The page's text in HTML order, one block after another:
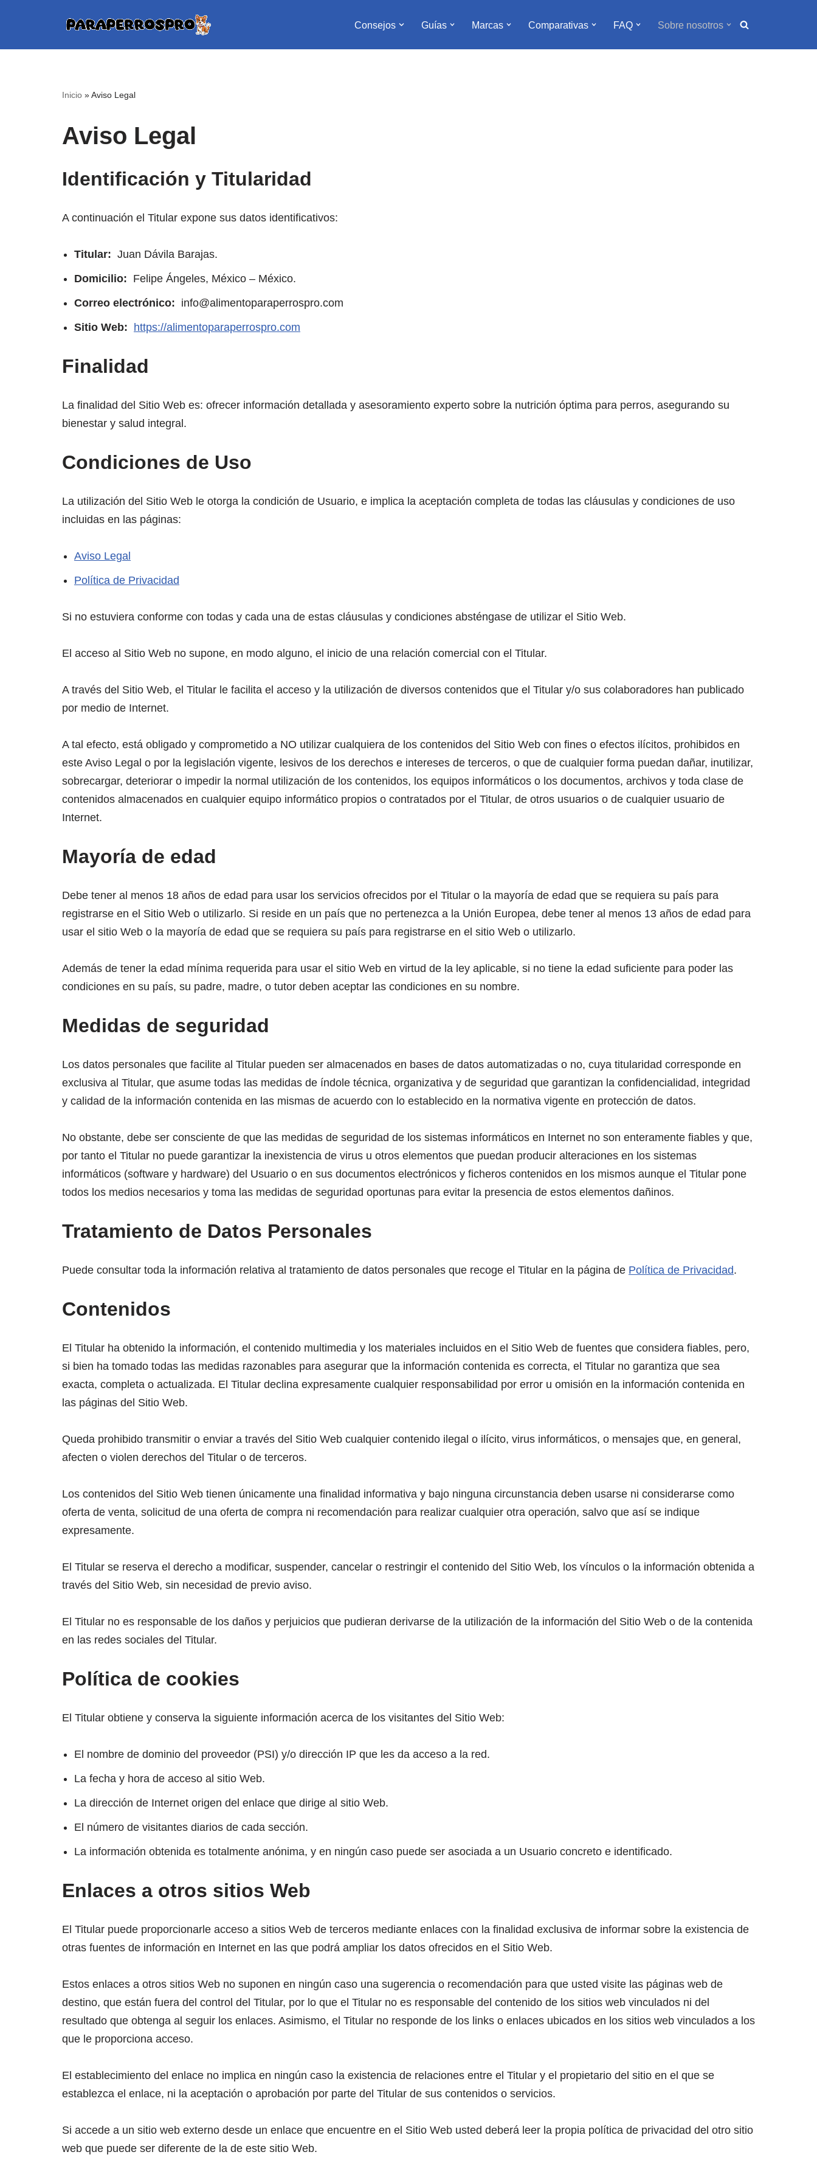
al
Consejos Guías Marcas Comparativas FAQ Sobre nosotros
Inicio »Aviso Legal
Aviso Legal
Identificación y Titularidad
A continuación el Titular expone sus datos identificativos:
Titular: Juan Dávila Barajas.
Domicilio: Felipe Ángeles, México – México.
Correo electrónico: info@alimentoparaperrospro.com
Sitio Web:
https://alimentoparaperrospro.com
Finalidad
La finalidad del Sitio Web es: ofrecer información detallada y asesoramiento experto sobre la nutrición óptima para perros, asegurando su
bienestar y salud integral.
Condiciones de Uso
La utilización del Sitio Web le otorga la condición de Usuario, e implica la aceptación completa de todas las cláusulas y condiciones de uso
incluidas en las páginas:
Aviso Legal
Política de Privacidad
Si no estuviera conforme con todas y cada una de estas cláusulas y condiciones absténgase de utilizar el Sitio Web.
El acceso al Sitio Web no supone, en modo alguno, el inicio de una relación comercial con el Titular.
A través del Sitio Web, el Titular le facilita el acceso y la utilización de diversos contenidos que el Titular y/o sus colaboradores han publicado
por medio de Internet.
A tal efecto, está obligado y comprometido a NO utilizar cualquiera de los contenidos del Sitio Web con fines o efectos ilícitos, prohibidos en
este Aviso Legal o por la legislación vigente, lesivos de los derechos e intereses de terceros, o que de cualquier forma puedan dañar, inutilizar,
sobrecargar, deteriorar o impedir la normal utilización de los contenidos, los equipos informáticos o los documentos, archivos y toda clase de
contenidos almacenados en cualquier equipo informático propios o contratados por el Titular, de otros usuarios o de cualquier usuario de
Internet.
Mayoría de edad
Debe tener al menos 18 años de edad para usar los servicios ofrecidos por el Titular o la mayoría de edad que se requiera su país para
registrarse en el Sitio Web o utilizarlo. Si reside en un país que no pertenezca a la Unión Europea, debe tener al menos 13 años de edad para
usar el sitio Web o la mayoría de edad que se requiera su país para registrarse en el sitio Web o utilizarlo.
Además de tener la edad mínima requerida para usar el sitio Web en virtud de la ley aplicable, si no tiene la edad suficiente para poder las
condiciones en su país, su padre, madre, o tutor deben aceptar las condiciones en su nombre.
Medidas de seguridad
Los datos personales que facilite al Titular pueden ser almacenados en bases de datos automatizadas o no, cuya titularidad corresponde en
exclusiva al Titular, que asume todas las medidas de índole técnica, organizativa y de seguridad que garantizan la confidencialidad, integridad
y calidad de la información contenida en las mismas de acuerdo con lo establecido en la normativa vigente en protección de datos.
No obstante, debe ser consciente de que las medidas de seguridad de los sistemas informáticos en Internet no son enteramente fiables y que,
por tanto el Titular no puede garantizar la inexistencia de virus u otros elementos que puedan producir alteraciones en los sistemas
informáticos (software y hardware) del Usuario o en sus documentos electrónicos y ficheros contenidos en los mismos aunque el Titular pone
todos los medios necesarios y toma las medidas de seguridad oportunas para evitar la presencia de estos elementos dañinos.
Tratamiento de Datos Personales
Puede consultar toda la información relativa al tratamiento de datos personales que recoge el Titular en la página de Política de Privacidad.
Contenidos
El Titular ha obtenido la información, el contenido multimedia y los materiales incluidos en el Sitio Web de fuentes que considera fiables, pero,
si bien ha tomado todas las medidas razonables para asegurar que la información contenida es correcta, el Titular no garantiza que sea
exacta, completa o actualizada. El Titular declina expresamente cualquier responsabilidad por error u omisión en la información contenida en
las páginas del Sitio Web.
Queda prohibido transmitir o enviar a través del Sitio Web cualquier contenido ilegal o ilícito, virus informáticos, o mensajes que, en general,
afecten o violen derechos del Titular o de terceros.
Los contenidos del Sitio Web tienen únicamente una finalidad informativa y bajo ninguna circunstancia deben usarse ni considerarse como
oferta de venta, solicitud de una oferta de compra ni recomendación para realizar cualquier otra operación, salvo que así se indique
expresamente.
El Titular se reserva el derecho a modificar, suspender, cancelar o restringir el contenido del Sitio Web, los vínculos o la información obtenida a
través del Sitio Web, sin necesidad de previo aviso.
El Titular no es responsable de los daños y perjuicios que pudieran derivarse de la utilización de la información del Sitio Web o de la contenida
en las redes sociales del Titular.
Política de cookies
El Titular obtiene y conserva la siguiente información acerca de los visitantes del Sitio Web:
El nombre de dominio del proveedor (PSI) y/o dirección IP que les da acceso a la red.
La fecha y hora de acceso al sitio Web.
La dirección de Internet origen del enlace que dirige al sitio Web.
El número de visitantes diarios de cada sección.
La información obtenida es totalmente anónima, y en ningún caso puede ser asociada a un Usuario concreto e identificado.
Enlaces a otros sitios Web
El Titular puede proporcionarle acceso a sitios Web de terceros mediante enlaces con la finalidad exclusiva de informar sobre la existencia de
otras fuentes de información en Internet en las que podrá ampliar los datos ofrecidos en el Sitio Web.
Estos enlaces a otros sitios Web no suponen en ningún caso una sugerencia o recomendación para que usted visite las páginas web de
destino, que están fuera del control del Titular, por lo que el Titular no es responsable del contenido de los sitios web vinculados ni del
resultado que obtenga al seguir los enlaces. Asimismo, el Titular no responde de los links o enlaces ubicados en los sitios web vinculados a los
que le proporciona acceso.
El establecimiento del enlace no implica en ningún caso la existencia de relaciones entre el Titular y el propietario del sitio en el que se
establezca el enlace, ni la aceptación o aprobación por parte del Titular de sus contenidos o servicios.
Si accede a un sitio web externo desde un enlace que encuentre en el Sitio Web usted deberá leer la propia política de privacidad del otro sitio
web que puede ser diferente de la de este sitio Web.